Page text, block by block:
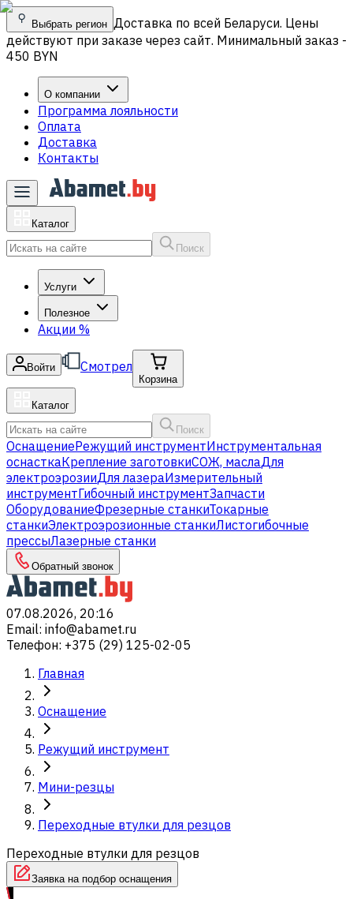
Выбрать регион Доставка по всей Беларуси. Цены
действуют при заказе через сайт. Минимальный заказ -
450 BYN
О компании
Программа лояльности
Оплата
Доставка
Контакты
Каталог
Поиск
Услуги
Полезное
Акции %
Войти Смотрел
Корзина
Каталог
Поиск
ОснащениеРежущий инструментИнструментальная
оснасткаКрепление заготовкиСОЖ, маслаДля
электроэрозииДля лазераИзмерительный
инструментГибочный инструментЗапчасти
ОборудованиеФрезерные станкиТокарные
станкиЭлектроэрозионные станкиЛистогибочные
прессыЛазерные станки
Обратный звонок
07.08.2026, 20:16
Email: info@abamet.ru
Телефон: +375 (29) 125-02-05
Главная
Оснащение
Режущий инструмент
Мини-резцы
Переходные втулки для резцов
Переходные втулки для резцов
Заявка на подбор оснащения